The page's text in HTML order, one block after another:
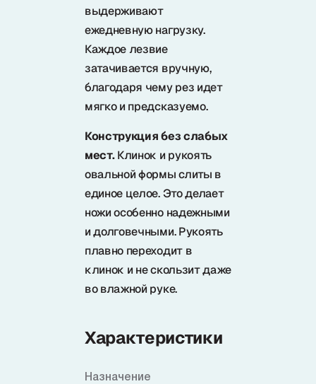
выдерживают
ежедневную нагрузку.
Каждое лезвие
затачивается вручную,
благодаря чему рез идет
мягко и предсказуемо.
Конструкция без слабых
мест.Клинок и рукоять
овальной формы слиты в
единое целое. Это делает
ножи особенно надежными
и долговечными. Рукоять
плавно переходит в
клинок и не скользит даже
во влажной руке.
Характеристики
Назначение